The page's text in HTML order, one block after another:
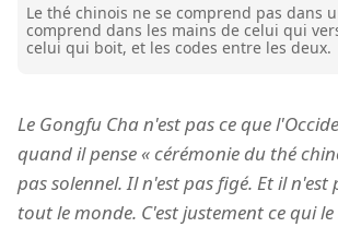
Le thé chinois ne se comprend pas dans
comprend dans les mains de celui qui
celui qui boit, et les codes entre les deux.
Le Gongfu Cha n'est pas ce que
quand il pense « cérémonie du thé
pas solennel. Il n'est pas figé. Et il
tout le monde. C'est justement ce qui